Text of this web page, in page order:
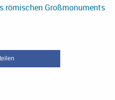
römischen Großmonuments
teilen